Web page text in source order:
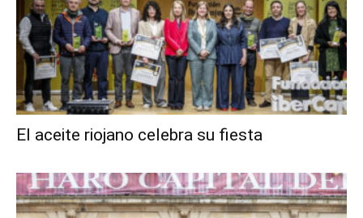
El aceite riojano celebra su fiesta